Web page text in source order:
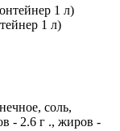
1 л)
соль,
- 2.6 г ., жиров -